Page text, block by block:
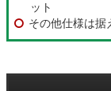
ット
その他仕様は据